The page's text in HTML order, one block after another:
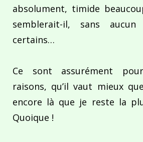
absolument, timide
semblerait-il, sans
certains…
Ce sont assurément
raisons, qu’il vaut mieux que
encore là que je reste la
Quoique !